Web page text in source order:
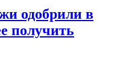
одобрили в
получить